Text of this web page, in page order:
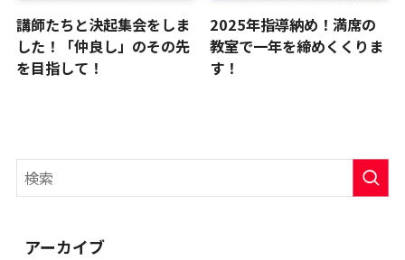
講師たちと決起集会をしま
した！「仲良し」のその先
を目指して！
2025年指導納め！満席の
教室で一年を締めくくりま
す！
アーカイブ